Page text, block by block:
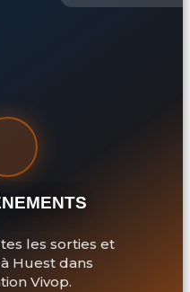
les sorties et
Huest dans
Vivop.